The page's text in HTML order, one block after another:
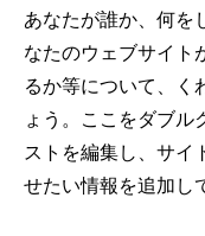
あなたが誰か、何を
なたのウェブサイト
るか等について、く
ょう。ここをダブル
ストを編集し、サイ
せたい情報を追加し